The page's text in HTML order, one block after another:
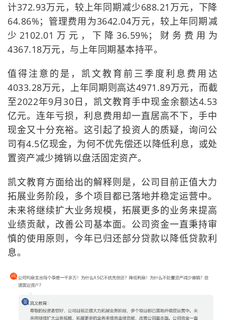
计372.93万元，较上年同期减少688.21万元，下降
64.86%；管理费用为3642.04万元，较上年同期减
少2102.01万元，下降36.59%；财务费用为
4367.18万元，与上年同期基本持平。
值得注意的是，凯文教育前三季度利息费用达
4033.28万元，上年同期则高达4971.89万元，而截
至2022年9月30日，凯文教育手中现金余额达4.53
亿元。连年亏损，利息费用却一直居高不下，手中
现金又十分充裕。这引起了投资人的质疑，询问公
司有4.5亿现金，为何不优先偿还以降低利息，或处
置资产减少摊销以盘活固定资产。
凯文教育方面给出的解释则是，公司目前正值大力
拓展业务阶段，多个项目都已落地并稳定运营中。
未来将继续扩大业务规模，拓展更多的业务来提高
业绩贡献，改善公司基本面。公司资金一直秉持审
慎的使用原则，今年已归还部分贷款以降低贷款利
息。